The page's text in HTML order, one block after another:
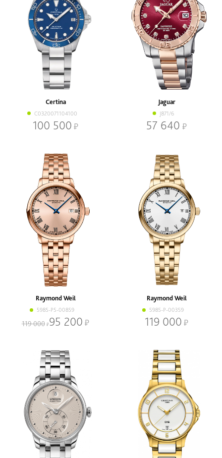
Certina
C0320071104100
100 500
Jaguar
J871/6
57 640
Raymond Weil
5985-P5-00859
119 000 95 200
Raymond Weil
5985-P-00359
119 000